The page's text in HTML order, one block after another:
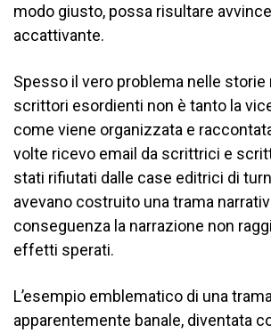
modo giusto, possa risultare
accattivante.
Spesso il vero problema nelle
scrittori esordienti non è tanto la
come viene organizzata e
volte ricevo email da scrittrici e
stati rifiutati dalle case editrici di
avevano costruito una trama
conseguenza la narrazione non
effetti sperati.
L’esempio emblematico di una
apparentemente banale, diventata